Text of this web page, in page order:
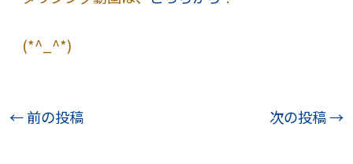
(*^_^*)
投
←前の投稿 次の投稿→